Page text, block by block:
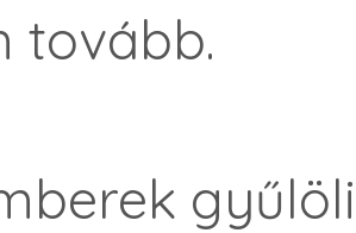
tovább.